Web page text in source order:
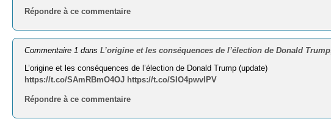
Répondre à ce commentaire
Commentaire 1 dansL’origine et les conséquences de l’élection de Donald Trump
L’origine et les conséquences de l’élection de Donald Trump (update)
https://t.co/SAmRBmO4OJ https://t.co/SIO4pwvlPV
Répondre à ce commentaire